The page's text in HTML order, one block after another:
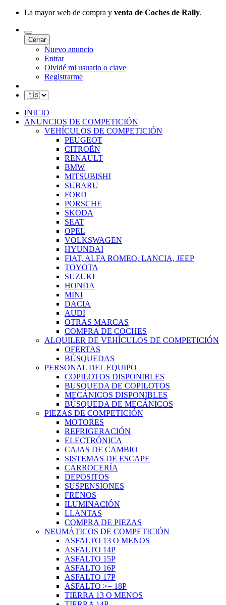
La mayor web de compra y venta de Coches de Rally.
Cerrar
Nuevo anuncio
Entrar
Olvidé mi usuario o clave
Registrarme
INICIO
ANUNCIOS DE COMPETICIÓN
VEHÍCULOS DE COMPETICIÓN
PEUGEOT
CITROËN
RENAULT
BMW
MITSUBISHI
SUBARU
FORD
PORSCHE
SKODA
SEAT
OPEL
VOLKSWAGEN
HYUNDAI
FIAT, ALFA ROMEO, LANCIA, JEEP
TOYOTA
SUZUKI
HONDA
MINI
DACIA
AUDI
OTRAS MARCAS
COMPRA DE COCHES
ALQUILER DE VEHÍCULOS DE COMPETICIÓN
OFERTAS
BÚSQUEDAS
PERSONAL DEL EQUIPO
COPILOTOS DISPONIBLES
BUSQUEDA DE COPILOTOS
MECÁNICOS DISPONIBLES
BÚSQUEDA DE MECÁNICOS
PIEZAS DE COMPETICIÓN
MOTORES
REFRIGERACIÓN
ELECTRÓNICA
CAJAS DE CAMBIO
SISTEMAS DE ESCAPE
CARROCERÍA
DEPOSITOS
SUSPENSIONES
FRENOS
ILUMINACIÓN
LLANTAS
COMPRA DE PIEZAS
NEUMÁTICOS DE COMPETICIÓN
ASFALTO 13 O MENOS
ASFALTO 14P
ASFALTO 15P
ASFALTO 16P
ASFALTO 17P
ASFALTO >= 18P
TIERRA 13 O MENOS